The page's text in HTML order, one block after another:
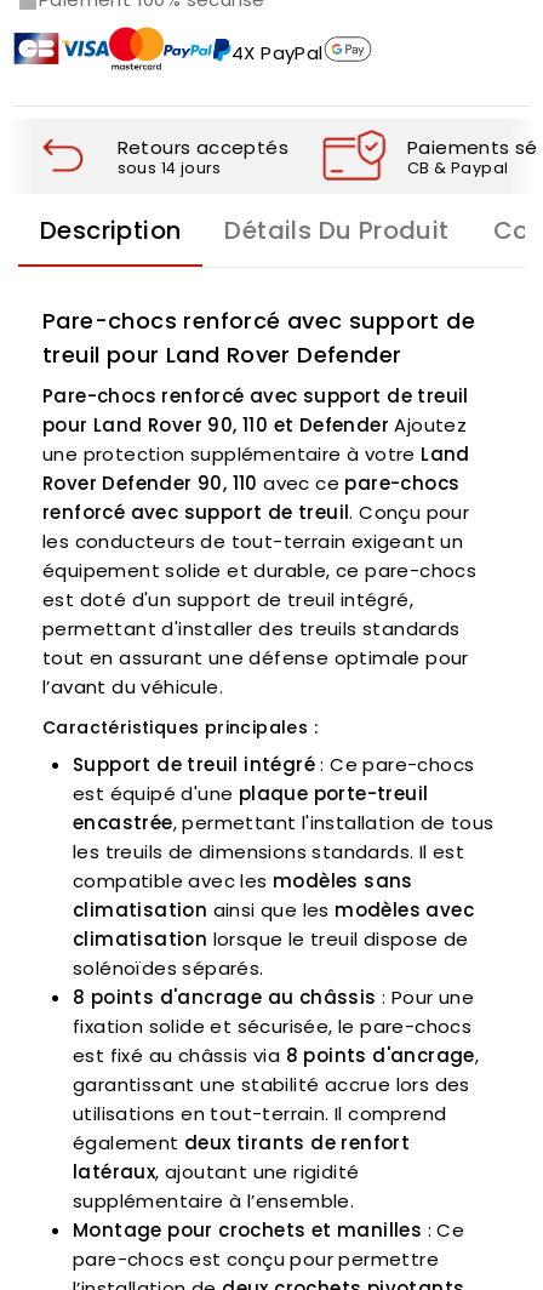
4X PayPal
Retours acceptés
sous 14 jours
Paiements
CB & Paypal
Description Détails Du Produit
Pare-chocs renforcé avec support de
treuil pour Land Rover Defender
Pare-chocs renforcé avec support de treuil
pour Land Rover 90, 110 et Defender Ajoutez
une protection supplémentaire à votre Land
Rover Defender 90, 110 avec ce pare-chocs
renforcé avec support de treuil. Conçu pour
les conducteurs de tout-terrain exigeant un
équipement solide et durable, ce pare-chocs
est doté d'un support de treuil intégré,
permettant d'installer des treuils standards
tout en assurant une défense optimale pour
l’avant du véhicule.
Caractéristiques principales :
Support de treuil intégré: Ce pare-chocs
est équipé d'une plaque porte-treuil
encastrée, permettant l'installation de tous
les treuils de dimensions standards. Il est
compatible avec les modèles sans
climatisation ainsi que les modèles avec
climatisation lorsque le treuil dispose de
solénoïdes séparés.
8 points d'ancrage au châssis : Pour une
fixation solide et sécurisée, le pare-chocs
est fixé au châssis via 8 points d'ancrage,
garantissant une stabilité accrue lors des
utilisations en tout-terrain. Il comprend
également deux tirants de renfort
latéraux, ajoutant une rigidité
supplémentaire à l’ensemble.
Montage pour crochets et manilles : Ce
pare-chocs est conçu pour permettre